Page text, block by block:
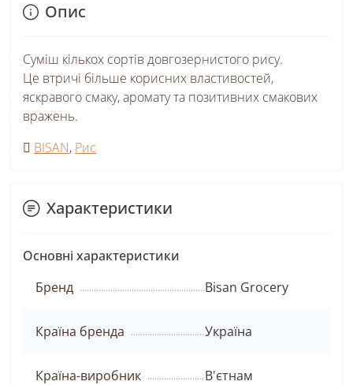
Опис
Cуміш кількох сортів довгозернистого рису.
Це втричі більше корисних властивостей,
яскравого смаку, аромату та позитивних смакових
вражень.
BISAN, Рис
Характеристики
Основні характеристики
Бренд
Bisan Grocery
Країна бренда Україна
Країна-виробник В'єтнам